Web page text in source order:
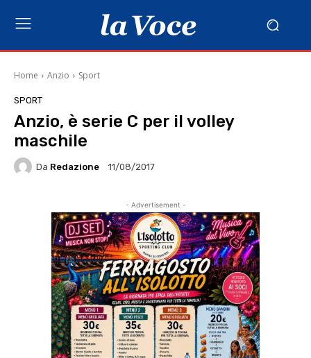
Home Anzio Sport
SPORT
Anzio, è serie C per il volley
maschile
Da Redazione 11/08/2017
- Advertisement -